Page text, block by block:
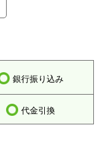
銀行振り込み
代金引換